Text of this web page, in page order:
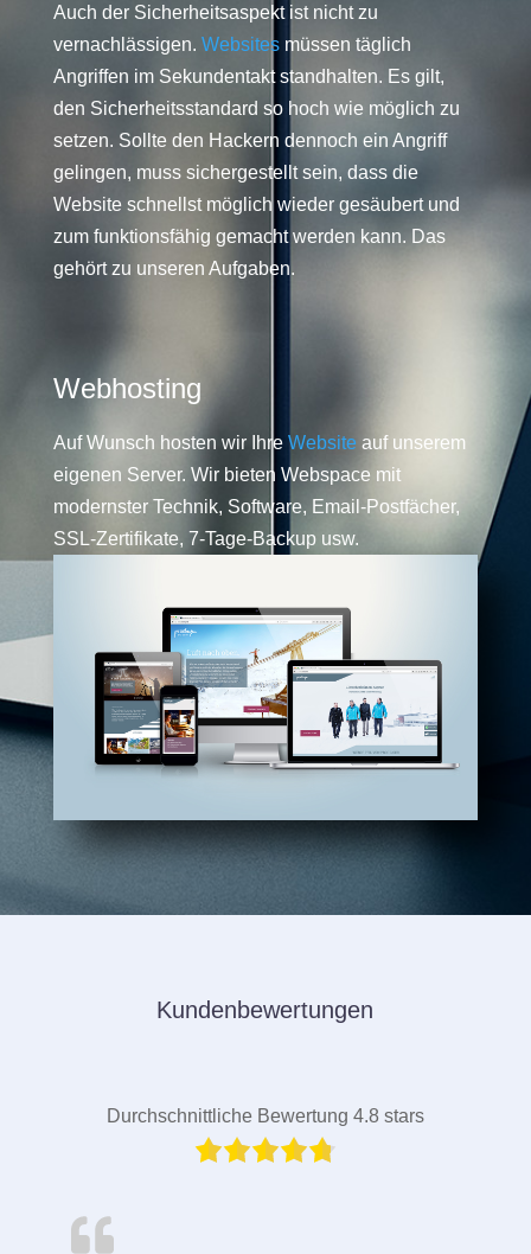
Auch der Sicherheitsaspekt ist nicht zu
vernachlässigen. Websitesmüssen täglich
Angriffen im Sekundentakt standhalten. Es gilt,
den Sicherheitsstandard so hoch wie möglich zu
setzen. Sollte den Hackern dennoch ein Angriff
gelingen, muss sichergestellt sein, dass die
Website schnellst möglich wieder gesäubert und
zum funktionsfähig gemacht werden kann. Das
gehört zu unseren Aufgaben.
Webhosting
Auf Wunsch hosten wir Ihre Website auf unserem
eigenen Server. Wir bieten Webspace mit
modernster Technik, Software, Email-Postfächer,
SSL-Zertifikate, 7-Tage-Backup usw.
Kundenbewertungen
Durchschnittliche Bewertung 4.8 stars